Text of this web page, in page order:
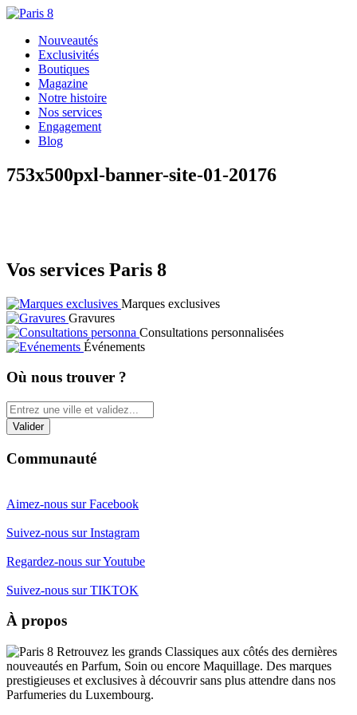
Nouveautés
Exclusivités
Boutiques
Magazine
Notre histoire
Nos services
Engagement
Blog
753x500pxl-banner-site-01-20176
Vos services Paris 8
Marques exclusives
Gravures
Consultations personnalisées
Événements
Où nous trouver ?
Communauté
Aimez-nous sur Facebook
Suivez-nous sur Instagram
Regardez-nous sur Youtube
Suivez-nous sur TIKTOK
À propos
Retrouvez les grands Classiques aux côtés des dernières
nouveautés en Parfum, Soin ou encore Maquillage. Des marques
prestigieuses et exclusives à découvrir sans plus attendre dans nos
Parfumeries du Luxembourg.